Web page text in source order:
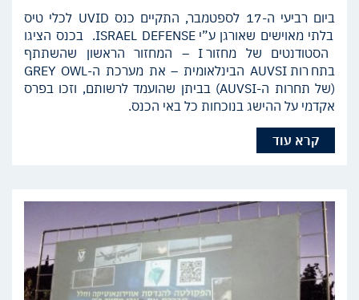
ביום רביעי ה-17 לספטמבר, התקיים כנס UVID לכלי טיס
בלתי מאוישים שאורגן ע”יISRAEL DEFENSE. בכנס הציגו
הסטודנטים של מחזור I – המחזור הראשון שהשתתף
בתחרות AUVSI הבינלאומית – את מערכת ה-GREY OWL
(של תחרות ה-AUVSI) בביתן שהועמד לרשותם, וזכו בפרס
אקדמי על ההישג בנוכחות כל באי הכנס.
קרא עוד